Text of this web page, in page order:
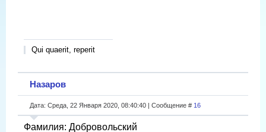
Qui quaerit, reperit
Назаров
Дата: Среда, 22 Января 2020, 08:40:40 | Сообщение # 16
Фамилия: Добровольский